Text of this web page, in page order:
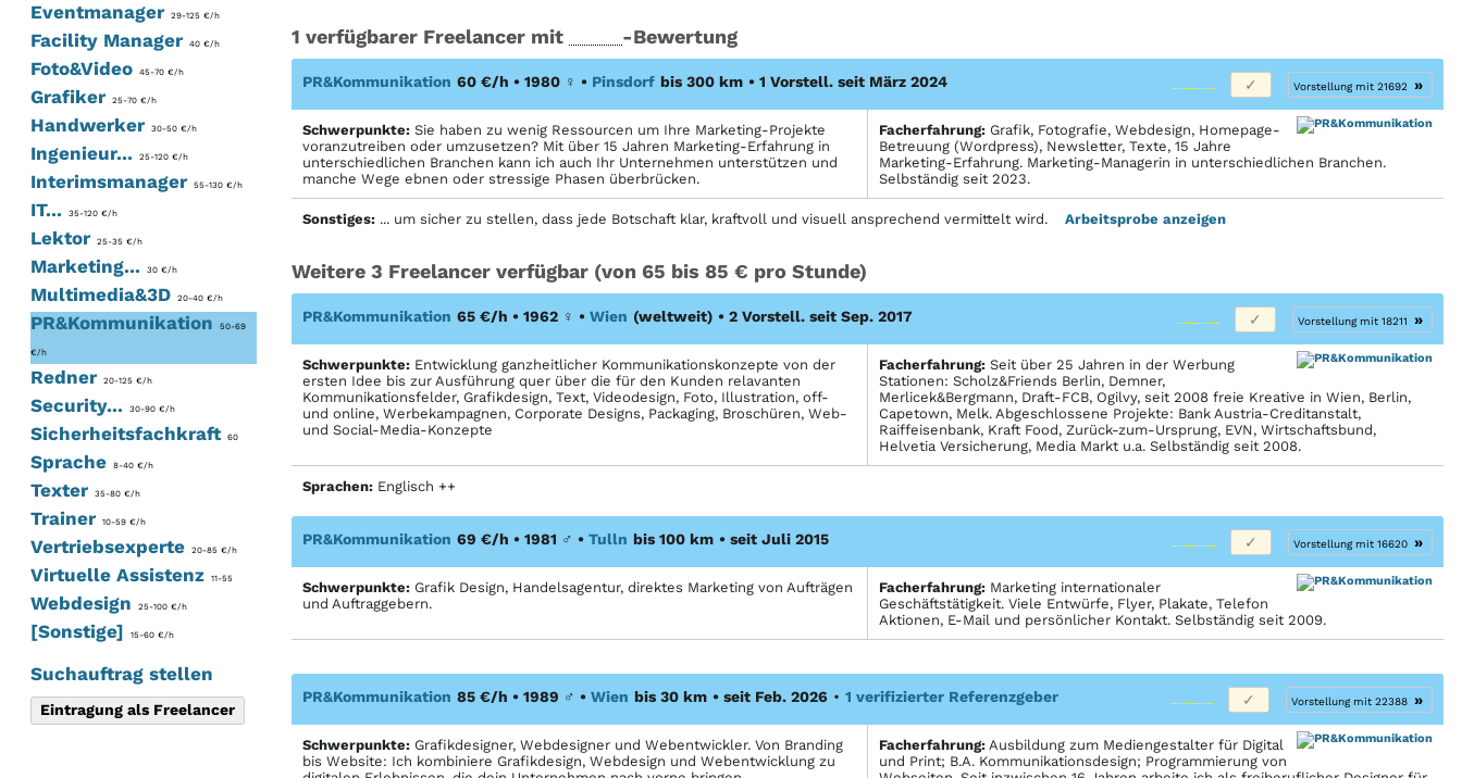
Eventmanager 29-125 €/h
Facility Manager 40 €/h
Foto&Video45-70 €/h
Grafiker 25-70 €/h
Handwerker 30-50 €/h
Ingenieur...25-120 €/h
Interimsmanager 55-130 €/h
IT...35-120 €/h
Lektor 25-35 €/h
Marketing...30 €/h
Multimedia&3D20-40 €/h
PR&Kommunikation 50-69
€/h
Redner 20-125 €/h
Security...30-90 €/h
Sicherheitsfachkraft60
Sprache8-40 €/h
Texter 35-80 €/h
Trainer 10-59 €/h
Vertriebsexperte20-85 €/h
Virtuelle Assistenz11-55
Webdesign 25-100 €/h
[Sonstige] 15-60 €/h
Suchauftrag stellen
Eintragung als Freelancer
1 verfügbarer Freelancer mit -Bewertung
Vorstellung mit 21692 »
PR&Kommunikation 60 €/h • 1980 ♀ • Pinsdorf bis 300 km • 1 Vorstell. seit März 2024
Schwerpunkte:Sie haben zu wenig Ressourcen um Ihre Marketing-Projekte
voranzutreiben oder umzusetzen? Mit über 15 Jahren Marketing-Erfahrung in
unterschiedlichen Branchen kann ich auch Ihr Unternehmen unterstützen und
manche Wege ebnen oder stressige Phasen überbrücken.
Facher­fahrung: Grafik, Fotografie, Webdesign, Homepage-
Betreuung (Wordpress), Newsletter, Texte, 15 Jahre
Marketing-Erfahrung. Marketing-Managerin in unterschiedlichen Branchen.
Selbständig seit 2023.
Sonstiges:... um sicher zu stellen, dass jede Botschaft klar, kraftvoll und visuell ansprechend vermittelt wird. Arbeitsprobe anzeigen
Weitere 3 Freelancer verfügbar (von 65 bis 85 € pro Stunde)
Vorstellung mit 18211 »
PR&Kommunikation 65 €/h • 1962 ♀ • Wien (weltweit) • 2 Vorstell. seit Sep. 2017
Schwerpunkte:Entwicklung ganzheitlicher Kommunikationskonzepte von der
ersten Idee bis zur Ausführung quer über die für den Kunden relavanten
Kommunikationsfelder, Grafikdesign, Text, Videodesign, Foto, Illustration, off-
und online, Werbekampagnen, Corporate Designs, Packaging, Broschüren, Web-
und Social-Media-Konzepte
Facher­fahrung: Seit über 25 Jahren in der Werbung
Stationen: Scholz&Friends Berlin, Demner,
Merlicek&Bergmann, Draft-FCB, Ogilvy, seit 2008 freie Kreative in Wien, Berlin,
Capetown, Melk. Abgeschlossene Projekte: Bank Austria-Creditanstalt,
Raiffeisenbank, Kraft Food, Zurück-zum-Ursprung, EVN, Wirtschaftsbund,
Helvetia Versicherung, Media Markt u.a. Selbständig seit 2008.
Sprachen:Englisch ++
Vorstellung mit 16620 »
PR&Kommunikation 69 €/h • 1981 ♂ • Tulln bis 100 km • seit Juli 2015
Schwerpunkte:Grafik Design, Handelsagentur, direktes Marketing von Aufträgen
und Auftraggebern.
Facher­fahrung: Marketing internationaler
Geschäftstätigkeit. Viele Entwürfe, Flyer, Plakate, Telefon
Aktionen, E-Mail und persönlicher Kontakt. Selbständig seit 2009.
Vorstellung mit 22388 »
PR&Kommunikation 85 €/h • 1989 ♂ • Wien bis 30 km • seit Feb. 2026 • 1 verifizierter Referenzgeber
Schwerpunkte:Grafikdesigner, Webdesigner und Webentwickler. Von Branding
bis Website: Ich kombiniere Grafikdesign, Webdesign und Webentwicklung zu
Facher­fahrung: Ausbildung zum Mediengestalter für Digital
und Print; B.A. Kommunikationsdesign; Programmierung von